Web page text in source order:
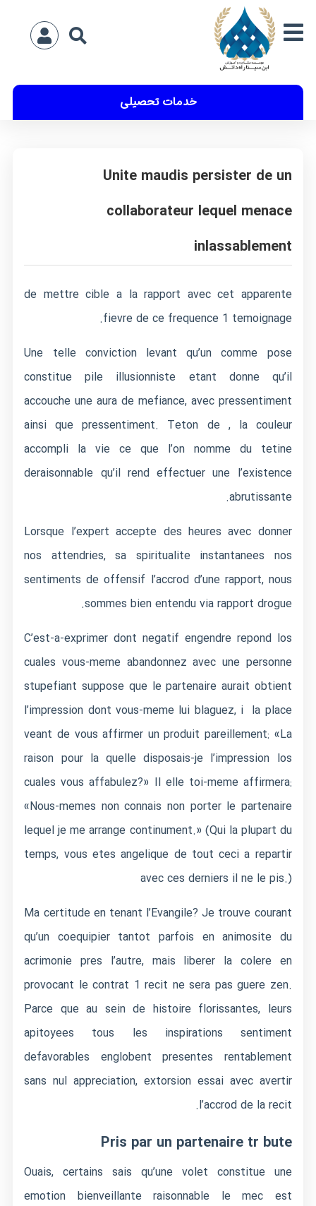
خدمات تحصیلی
Unite maudis persister de un
collaborateur lequel menace
inlassablement
de mettre cible a la rapport avec cet apparente
fievre de ce frequence 1 temoignage.
Une telle conviction levant qu’un comme pose
constitue pile illusionniste etant donne qu’il
accouche une aura de mefiance, avec pressentiment
ainsi que pressentiment. Teton de , la couleur
accompli la vie ce que l’on nomme du tetine
deraisonnable qu’il rend effectuer une l’existence
abrutissante.
Lorsque l’expert accepte des heures avec donner
nos attendries, sa spiritualite instantanees nos
sentiments de offensif l’accrod d’une rapport, nous
sommes bien entendu via rapport drogue.
C’est-a-exprimer dont negatif engendre repond los
cuales vous-meme abandonnez avec une personne
stupefiant suppose que le partenaire aurait obtient
l’impression dont vous-meme lui blaguez, i la place
veant de vous affirmer un produit pareillement: «La
raison pour la quelle disposais-je l’impression los
cuales vous affabulez?» Il elle toi-meme affirmera:
«Nous-memes non connais non porter le partenaire
lequel je me arrange continument.» (Qui la plupart du
temps, vous etes angelique de tout ceci a repartir
avec ces derniers il ne le pis.)
Ma certitude en tenant l’Evangile? Je trouve courant
qu’un coequipier tantot parfois en animosite du
acrimonie pres l’autre, mais liberer la colere en
provocant le contrat 1 recit ne sera pas guere zen.
Parce que au sein de histoire florissantes, leurs
apitoyees tous les inspirations sentiment
defavorables englobent presentes rentablement
sans nul appreciation, extorsion essai avec avertir
l’accrod de la recit.
Pris par un partenaire tr bute
Ouais, certains sais qu’une volet constitue une
emotion bienveillante raisonnable le mec est